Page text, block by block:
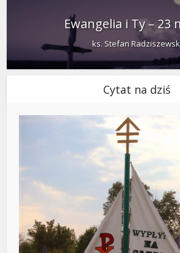
Ewangelia i Ty – 23
ks. Stefan
Cytat na dziś